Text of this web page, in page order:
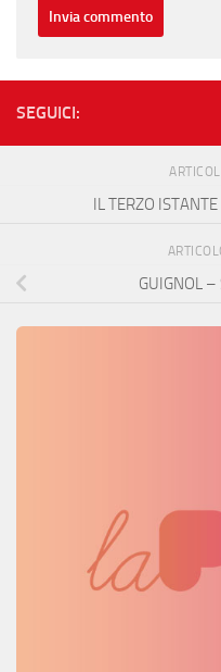
SEGUICI:
IL TERZO
GUIGNOL